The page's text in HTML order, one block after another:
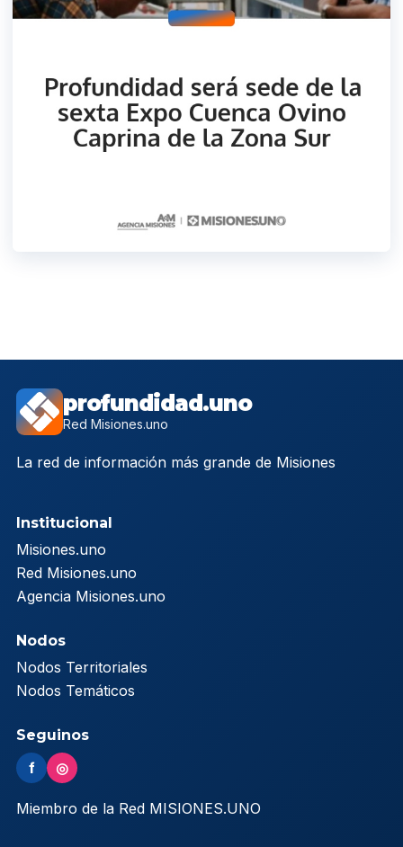
profundidad.uno
Red Misiones.uno
La red de información más grande de Misiones
Institucional
Misiones.uno
Red Misiones.uno
Agencia Misiones.uno
Nodos
Nodos Territoriales
Nodos Temáticos
Seguinos
f ◎
Miembro de la Red MISIONES.UNO